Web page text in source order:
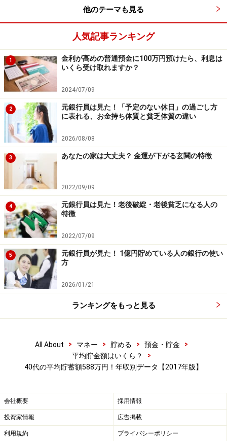
金融資産保有額2000万円以上3000万円未満
金融資産保有額3000万円以上 3.1%
無回答 6.3%
もっとも多いのは、1000万円以上1500万円未満の
9.1％。1割弱の人が1000万円台前半の金融資産を保有し
ているということです。そして500万円以上1000万円未
満の人が14％（6.9％＋7.1％）。残りは、比較的まんべ
んなく散らばっている印象です。
ご自身の貯蓄額や状況と比べて、いかがでしょうか？
他の家に比べて貯蓄が少ないと思った方も、40代は老後
まではまだ時間があります。同時に、ふくらんでいく教
育費などの支出をコントロールしながら、老後に向けた
準備をスタートできるかどうか、とても大事な時期で
す。気を引き締めて貯蓄を増やしていきたいものです。
（データはすべて「家計の金融行動に関する世論調査
2016（2人以上世帯調査）」より、40代は世帯主の年
50代の平均貯蓄額は1325万円！年収別データ
【最新】平均貯蓄額は1209万円？皆いくら貯めている？
い。
本記事の内容は一般的な情報提供を目的としており、特定の金融
商品や投資行動を推奨するものではありません。
投資や資産運用に関する最終的なご判断はご自身の責任において
行ってください。
掲載情報の正確性・完全性については十分に配慮しております
他のテーマも見る
人気記事ランキング
1
金利が高めの普通預金に100万円預けたら、利息は
いくら受け取れますか？
2024/07/09
2
元銀行員は見た！「予定のない休日」の過ごし方
に表れる、お金持ち体質と貧乏体質の違い
2026/08/08
3 あなたの家は大丈夫？ 金運が下がる玄関の特徴
2022/09/09
4
元銀行員は見た！老後破綻・老後貧乏になる人の
特徴
2022/07/09
5
元銀行員が見た！ 1億円貯めている人の銀行の使い
方
2026/01/21
ランキングをもっと見る
All About > マネー > 貯める > 預金・貯金
>
平均貯金額はいくら？
>
40代の平均貯蓄額588万円！年収別データ【2017年版】
会社概要 採用情報
投資家情報 広告掲載
利用規約 プライバシーポリシー